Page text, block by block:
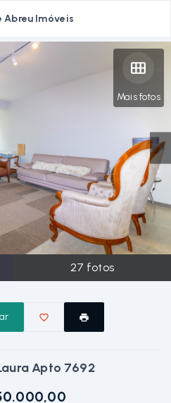
Abreu Imóveis
Mais fotos
27 fotos
Apto 7692